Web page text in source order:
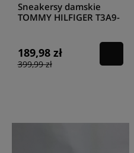
Sneakersy damskie
TOMMY HILFIGER T3A9-
189,98 zł
399,99 zł